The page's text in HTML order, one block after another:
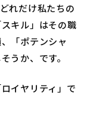
れだけ私たちの
キル」はその職
「ポテンシャ
うか、です。
イヤリティ」で